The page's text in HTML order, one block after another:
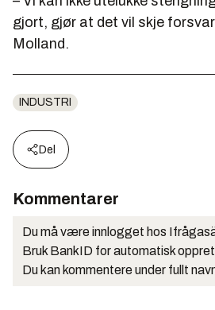
gjort, gjør at det vil skje
Molland.
INDUSTRI
Del
Kommentarer
Du må være innlogget hos
Bruk BankID for automatisk
Du kan kommentere under fullt